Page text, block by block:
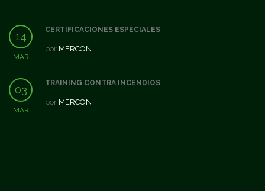
14
MAR
CERTIFICACIONES ESPECIALES
por MERCON
03
MAR
TRAINING CONTRA INCENDIOS
por MERCON